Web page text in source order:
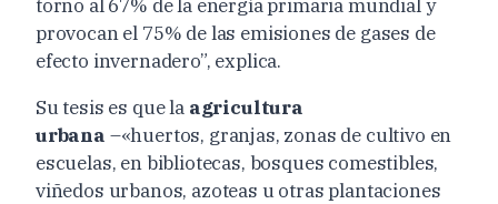
torno al 67% de la energía primaria mundial y
provocan el 75% de las emisiones de gases de
efecto invernadero”, explica.
Su tesis es que la agricultura
urbana –«huertos, granjas, zonas de cultivo en
escuelas, en bibliotecas, bosques comestibles,
viñedos urbanos, azoteas u otras plantaciones